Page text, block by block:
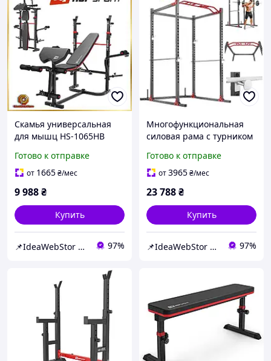
Скамья универсальная
для мышц HS-1065HB
стойки,
Профессиональная
Готово к отправке
от 1665₴/мес
9 988₴
Купить
📌IdeaWebStor интернет-магазин товаров для спорта 97%
Многофункциональная
силовая рама с турником
HS-1009K для дома и
кросфита
Готово к отправке
от3965₴/мес
23 788₴
Купить
📌IdeaWebStor интернет-магазин товаров для спорта 97%